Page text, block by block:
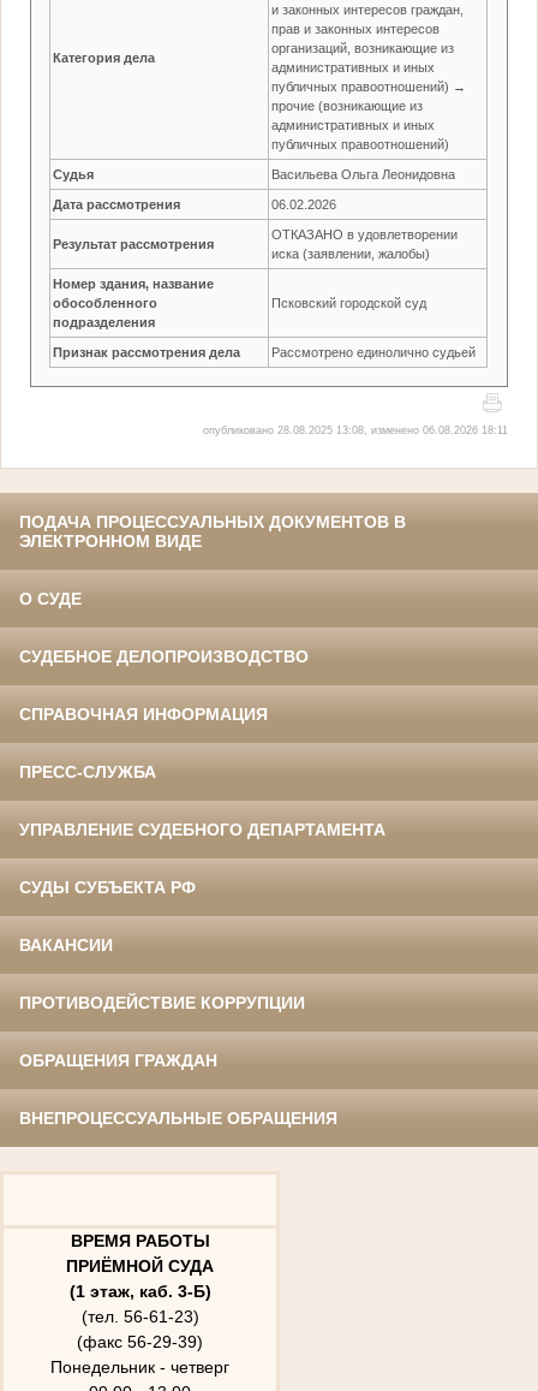
Категория дела
и законных интересов граждан,
прав и законных интересов
организаций, возникающие из
административных и иных
публичных правоотношений) →
прочие (возникающие из
административных и иных
публичных правоотношений)
Судья Васильева Ольга Леонидовна
Дата рассмотрения 06.02.2026
Результат рассмотрения
ОТКАЗАНО в удовлетворении
иска (заявлении, жалобы)
Номер здания, название
обособленного
подразделения
Псковский городской суд
Признак рассмотрения дела Рассмотрено единолично судьей
опубликовано 28.08.2025 13:08, изменено 06.08.2026 18:11
ПОДАЧА ПРОЦЕССУАЛЬНЫХ ДОКУМЕНТОВ В
ЭЛЕКТРОННОМ ВИДЕ
О СУДЕ
СУДЕБНОЕ ДЕЛОПРОИЗВОДСТВО
СПРАВОЧНАЯ ИНФОРМАЦИЯ
ПРЕСС-СЛУЖБА
УПРАВЛЕНИЕ СУДЕБНОГО ДЕПАРТАМЕНТА
СУДЫ СУБЪЕКТА РФ
ВАКАНСИИ
ПРОТИВОДЕЙСТВИЕ КОРРУПЦИИ
ОБРАЩЕНИЯ ГРАЖДАН
ВНЕПРОЦЕССУАЛЬНЫЕ ОБРАЩЕНИЯ
ВРЕМЯ РАБОТЫ
ПРИЁМНОЙ СУДА
(1 этаж, каб. 3-Б)
(тел. 56-61-23)
(факс 56-29-39)
Понедельник - четверг